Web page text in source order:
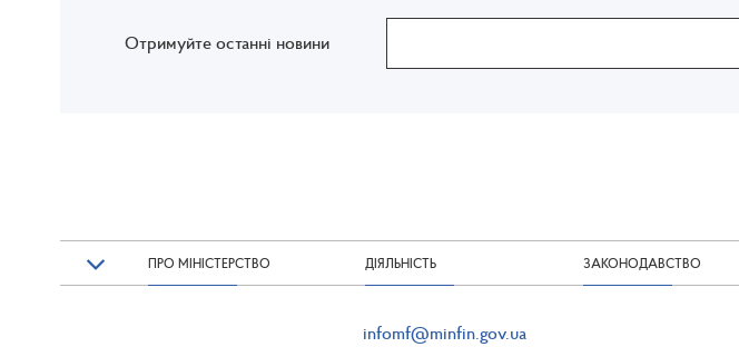
Отримуйте останні новини
ПРО МІНІСТЕРСТВО ДІЯЛЬНІСТЬ ЗАКОНОДАВСТВО
infomf@minfin.gov.ua